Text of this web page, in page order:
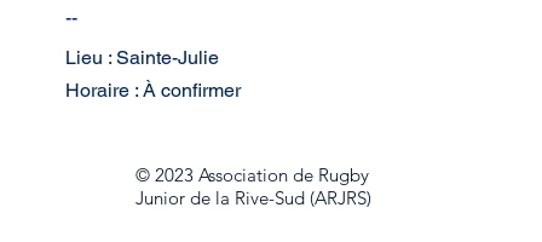
Horaire : À confirmer
Lieu : Sainte-Julie
--
© 2023 Association de Rugby
Junior de la Rive-Sud (ARJRS)